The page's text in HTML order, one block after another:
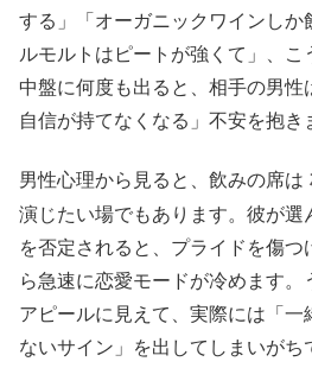
する」「オーガニックワインしか
ルモルトはピートが強くて」、
中盤に何度も出ると、相手の男性
自信が持てなくなる」不安を抱き
男性心理から見ると、飲みの席は
演じたい場でもあります。彼が選
を否定されると、プライドを傷
ら急速に恋愛モードが冷めます
アピールに見えて、実際には「一
ないサイン」を出してしまいがち